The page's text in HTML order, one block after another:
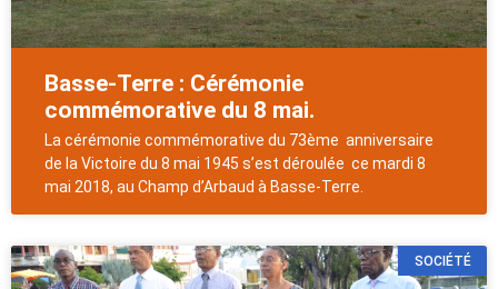
Basse-Terre : Cérémonie
commémorative du 8 mai.
La cérémonie commémorative du 73ème anniversaire
de la Victoire du 8 mai 1945 s’est déroulée ce mardi 8
mai 2018, au Champ d’Arbaud à Basse-Terre.
SOCIÉTÉ